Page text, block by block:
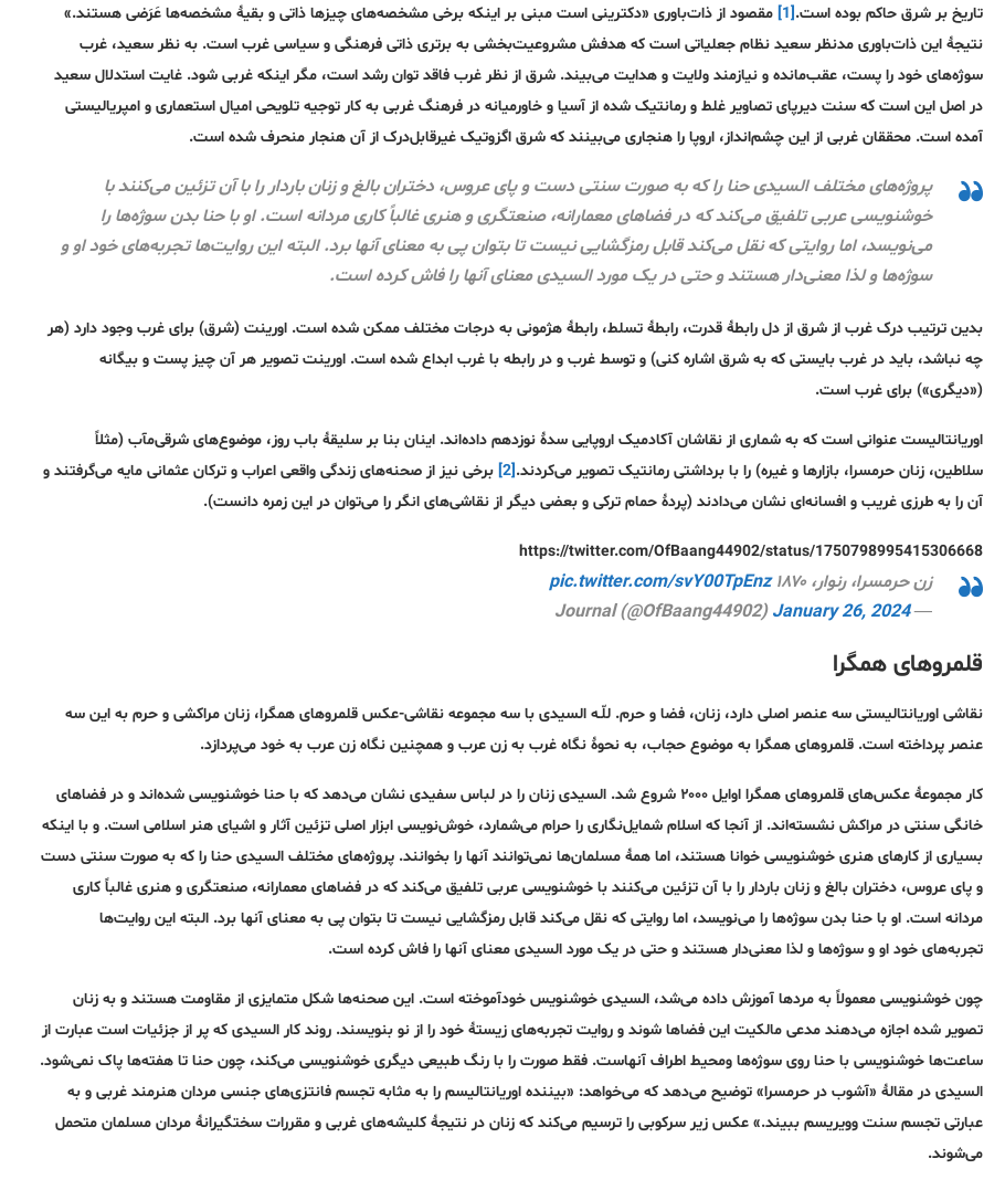
تاریخ بر شرق حاکم بوده است. [1]
مقصود از ذات‌باوری «دکترینی است مبنی بر اینکه برخی مشخصه‌های چیزها ذاتی و بقیۀ مشخصه‌ها عَرَضی هستند.»
نتیجۀ این ذات‌باوری مدنظر سعید نظام جعلیاتی است که هدفش مشروعیت‌بخشی به برتری ذاتی فرهنگی و سیاسی غرب است. به نظر سعید، غرب
سوژه‌های خود را پست، عقب‌مانده و نیازمند ولایت و هدایت می‌بیند. شرق از نظر غرب فاقد توان رشد است، مگر اینکه غربی شود. غایت استدلال سعید
در اصل این است که سنت دیرپای تصاویر غلط و رمانتیک شده از آسیا و خاورمیانه در فرهنگ غربی به کار توجیه تلویحی امیال استعماری و امپریالیستی
آمده است. محققان غربی از این چشم‌انداز، اروپا را هنجاری می‌بینند که شرق اگزوتیک غیرقابل‌درک از آن هنجار منحرف شده است.
پروژه‌های مختلف السیدی حنا را که به صورت سنتی دست و پای عروس، دختران بالغ و زنان باردار را با آن تزئین می‌کنند با
خوشنویسی عربی تلفیق می‌کند که در فضاهای معمارانه، صنعتگری و هنری غالباً کاری مردانه است. او با حنا بدن سوژه‌ها را
می‌نویسد، اما روایتی که نقل می‌کند قابل رمزگشایی نیست تا بتوان پی به معنای آنها برد. البته این روایت‌ها تجربه‌های خود او و
سوژه‌ها و لذا معنی‌دار هستند و حتی در یک مورد السیدی معنای آنها را فاش کرده است.
بدین ترتیب درک غرب از شرق از دل رابطۀ قدرت، رابطۀ تسلط، رابطۀ هژمونی به درجات مختلف ممکن شده است. اورینت (شرق) برای غرب وجود دارد (هر
چه نباشد، باید در غرب بایستی که به شرق اشاره کنی) و توسط غرب و در رابطه با غرب ابداع شده است. اورینت تصویر هر آن چیز پست و بیگانه
(«دیگری») برای غرب است.
اوریانتالیست عنوانی است که به شماری از نقاشان آکادمیک اروپایی سدۀ نوزدهم داده‌اند. اینان بنا بر سلیقۀ باب روز، موضوع‌های شرقی‌مآب (مثلاً
سلاطین، زنان حرمسرا، بازارها و غیره) را با برداشتی رمانتیک تصویر می‌کردند. [2]
برخی نیز از صحنه‌های زندگی واقعی اعراب و ترکان عثمانی مایه می‌گرفتند و
آن را به طرزی غریب و افسانه‌ای نشان می‌دادند (پردۀ حمام ترکی و بعضی دیگر از نقاشی‌های انگر را می‌توان در این زمره دانست).
https://twitter.com/OfBaang44902/status/1750798995415306668
زن حرمسرا، رنوار، ۱۸۷۰
pic.twitter.com/svY00TpEnz
— Journal (@OfBaang44902)
January 26, 2024
قلمروهای همگرا
نقاشی‌ اوریانتالیستی سه عنصر اصلی دارد، زنان، فضا و حرم. للّـه السیدی با سه مجموعه نقاشی-عکس قلمروهای همگرا، زنان مراکشی و حرم به این سه
عنصر پرداخته است. قلمروهای همگرا به موضوع حجاب، به نحوۀ نگاه غرب به زن عرب و همچنین نگاه زن عرب به خود می‌پردازد.
کار مجموعۀ عکس‌های قلمروهای همگرا اوایل ۲۰۰۰ شروع شد. السیدی زنان را در لباس سفیدی نشان می‌دهد که با حنا خوشنویسی شده‌اند و در فضاهای
خانگی سنتی در مراکش نشسته‌اند. از آنجا که اسلام شمایل‌نگاری را حرام می‌شمارد، خوش‌نویسی ابزار اصلی تزئین آثار و اشیای هنر اسلامی است. و با اینکه
بسیاری از کارهای هنری خوشنویسی خوانا هستند، اما همۀ مسلمان‌ها نمی‌توانند آنها را بخوانند. پروژه‌های مختلف السیدی حنا را که به صورت سنتی دست
و پای عروس، دختران بالغ و زنان باردار را با آن تزئین می‌کنند با خوشنویسی عربی تلفیق می‌کند که در فضاهای معمارانه، صنعتگری و هنری غالباً کاری
مردانه است. او با حنا بدن سوژه‌ها را می‌نویسد، اما روایتی که نقل می‌کند قابل رمزگشایی نیست تا بتوان پی به معنای آنها برد. البته این روایت‌ها
تجربه‌های خود او و سوژه‌ها و لذا معنی‌دار هستند و حتی در یک مورد السیدی معنای آنها را فاش کرده است.
چون خوشنویسی معمولاً به مردها آموزش داده می‌شد، السیدی خوشنویس خودآموخته است. این صحنه‌ها شکل متمایزی از مقاومت هستند و به زنان
تصویر شده اجازه می‌دهند مدعی مالکیت این فضاها شوند و روایت تجربه‌های زیستۀ خود را از نو بنویسند. روند کار السیدی که پر از جزئیات است عبارت از
ساعت‌ها خوشنویسی با حنا روی سوژه‌ها ومحیط اطراف آنهاست. فقط صورت را با رنگ طبیعی دیگری خوشنویسی می‌کند، چون حنا تا هفته‌ها پاک نمی‌شود.
السیدی در مقالۀ «آشوب در حرمسرا» توضیح می‌دهد که می‌خواهد: «بیننده اوریانتالیسم را به مثابه تجسم فانتزی‌های جنسی مردان هنرمند غربی و به
عبارتی تجسم سنت وویریسم ببیند.» عکس زیر سرکوبی را ترسیم می‌کند که زنان در نتیجۀ کلیشه‌های غربی و مقررات سختگیرانۀ مردان مسلمان متحمل
می‌شوند.